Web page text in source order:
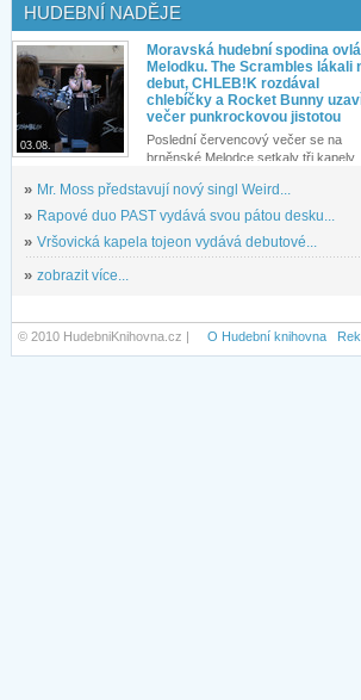
HUDEBNÍ NADĚJE
03.08.
Moravská hudební spodina
Melodku. The Scrambles lákali
debut, CHLEB!K rozdával
chlebíčky a Rocket Bunny
večer punkrockovou jistotou
Poslední červencový večer se na
brněnské Melodce setkaly tři kapely...
» Mr. Moss představují nový singl Weird...
» Rapové duo PAST vydává svou pátou desku...
» Vršovická kapela tojeon vydává debutové...
» zobrazit více...
© 2010 HudebniKnihovna.cz | O Hudební knihovna